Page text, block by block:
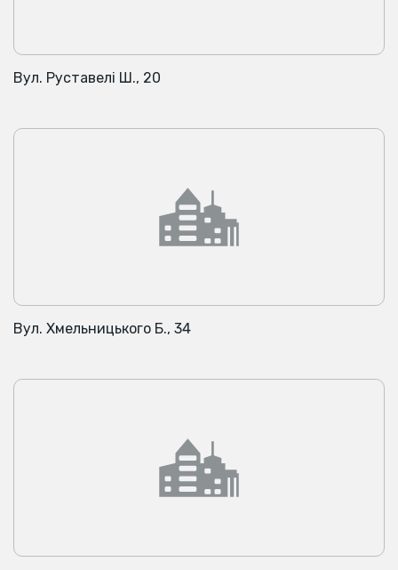
Вул. Руставелі Ш., 20
Вул. Хмельницького Б., 34